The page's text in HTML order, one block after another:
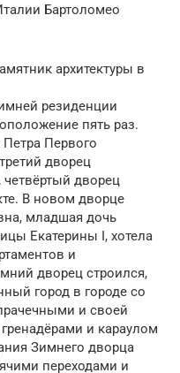
Бартоломео
архитектуры в
резиденции
пять раз.
Первого
дворец
дворец
В новом дворце
младшая дочь
Екатерины I, хотела
и
дворец строился,
город в городе со
и своей
и караулом
Зимнего дворца
переходами и